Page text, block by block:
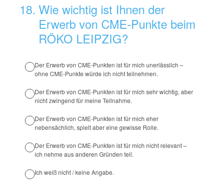
18. Wie wichtig ist Ihnen der
Erwerb von CME-Punkte beim
RÖKO LEIPZIG?
Der Erwerb von CME-Punkten ist für mich unerlässlich –
ohne CME-Punkte würde ich nicht teilnehmen.
Der Erwerb von CME-Punkten ist für mich sehr wichtig, aber
nicht zwingend für meine Teilnahme.
Der Erwerb von CME-Punkten ist für mich eher
nebensächlich, spielt aber eine gewisse Rolle.
Der Erwerb von CME-Punkten ist für mich nicht relevant –
ich nehme aus anderen Gründen teil.
Ich weiß nicht / keine Angabe.